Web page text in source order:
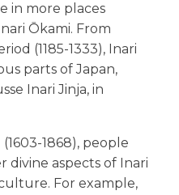
in more places
Ōkami. From
(1185-1333), Inari
parts of Japan,
Inari Jinja, in
1868), people
divine aspects of Inari
For example,